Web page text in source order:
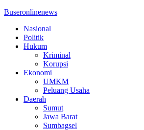
Buseronlinenews
Nasional
Politik
Hukum
Kriminal
Korupsi
Ekonomi
UMKM
Peluang Usaha
Daerah
Sumut
Jawa Barat
Sumbagsel